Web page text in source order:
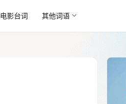
电影台词 其他词语